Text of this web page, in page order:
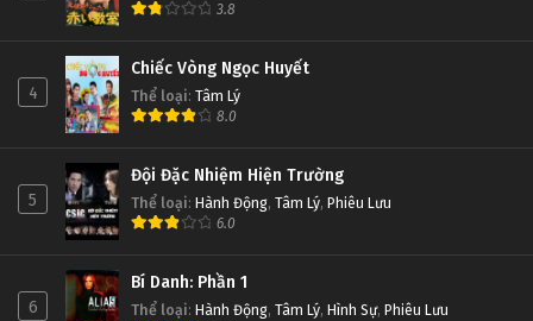
3.8
4
Chiếc Vòng Ngọc Huyết
Thể loại: Tâm Lý
8.0
5
Đội Đặc Nhiệm Hiện Trường
Thể loại: Hành Động, Tâm Lý, Phiêu Lưu
6.0
6
Bí Danh: Phần 1
Thể loại: Hành Động, Tâm Lý, Hình Sự, Phiêu Lưu